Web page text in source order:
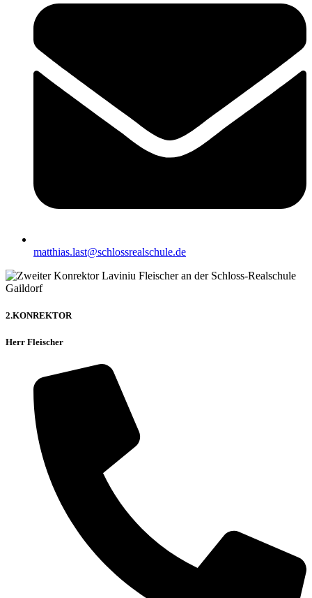
matthias.last@schlossrealschule.de
2.KONREKTOR
Herr Fleischer